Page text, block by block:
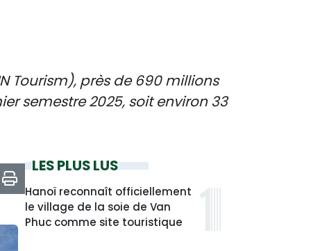
Tourism), près de 690 millions
semestre 2025, soit environ 33
LES PLUS LUS
Hanoï reconnaît officiellement
le village de la soie de Van
Phuc comme site touristique